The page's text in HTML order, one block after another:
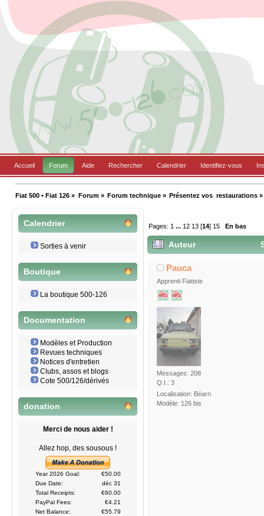
Accueil Forum Aide Rechercher Calendrier Identifiez-vous
Fiat 500 • Fiat 126 » Forum» Forum technique» Présentez vos  restaurations »
Calendrier
Sorties à venir
Boutique
La boutique 500-126
Documentation
Modèles et Production
Revues techniques
Notices d'entretien
Clubs, assos et blogs
Cote 500/126/dérivés
donation
Merci de nous aider !
Allez hop, des sousous !
Year 2026 Goal:
€50.00
Due Date:
déc 31
Total Receipts:
€60.00
PayPal Fees:
€4.21
Net Balance:
€55.79
Pages: 1 ... 12 13 [14] 15 En bas
Auteur
Pauca
Apprenti Fiatiste
Messages: 208
Q.I.: 3
Localisation: Béarn
Modèle: 126 bis